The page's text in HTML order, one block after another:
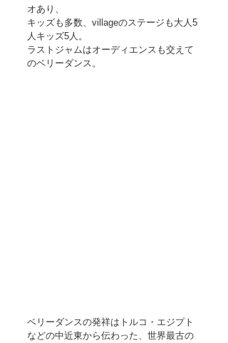
オあり、
キッズも多数、villageのステージも大人5
人キッズ5人。
ラストジャムはオーディエンスも交えて
のベリーダンス。
ベリーダンスの発祥はトルコ・エジプト
などの中近東から伝わった、世界最古の